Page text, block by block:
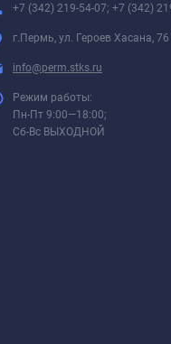
+7 (342) 219-54-07; +7 (342)
г.Пермь, ул. Героев Хасана, 76
info@perm.stks.ru
Режим работы:
Пн-Пт 9:00—18:00;
Сб-Вс ВЫХОДНОЙ